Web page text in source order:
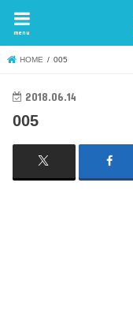
menu
HOME 005
2018.06.14
005